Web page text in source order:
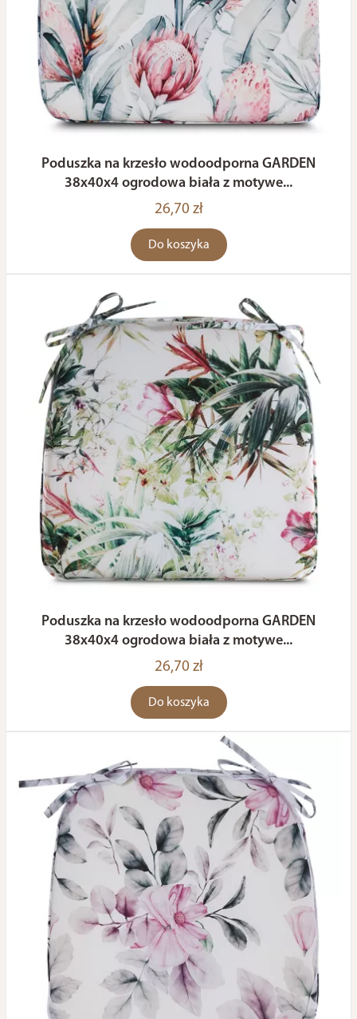
Poduszka na krzesło wodoodporna GARDEN
38x40x4 ogrodowa biała z motywe...
26,70 zł
Do koszyka
Poduszka na krzesło wodoodporna GARDEN
38x40x4 ogrodowa biała z motywe...
26,70 zł
Do koszyka